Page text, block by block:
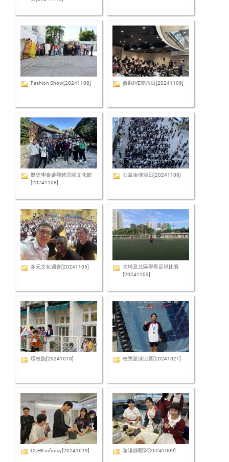
Fashion Show[20241108] 參觀IVE開放日[20241109]
歷史學會參觀饒宗頤文化館
[20241108]
公益金便服日[20241108]
多元文化週會[20241105]
大埔及北區學界足球比賽
[20241103]
環校跑[20241018] 校際游泳比賽[20241021]
CUHK infoday[20241019] 咖啡靜觀班[20241009]